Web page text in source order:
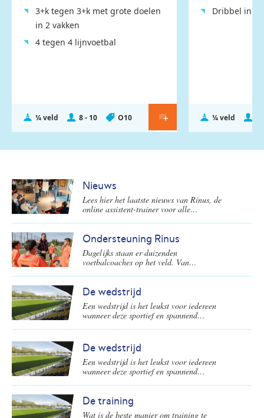
3+k tegen 3+k met grote doelen
in 2 vakken
4 tegen 4 lijnvoetbal
¼ veld 8 - 10 O10
Dribbel in
¼ veld
Nieuws
Lees hier het laatste nieuws van Rinus, de
online assistent-trainer voor alle
Ondersteuning Rinus
Dagelijks staan er duizenden
voetbalcoaches op het veld. Van
amateurvelden mogelijk en staan aan de
basis van de ontwikkeling van nieuwe
voetbalsterren. De KNVB biedt speciaal
voor deze voetbalcoaches een online
platform: Rinus.
De wedstrijd
Een wedstrijd is het leukst voor iedereen
wanneer deze sportief en spannend
kunnen. En natuurlijk ook wat ze weer
hebben geleerd in de training(en). Op welke
wijze kun je dit als voetbalcoach het beste
begeleiden voor, tijdens en na de
De wedstrijd
Een wedstrijd is het leukst voor iedereen
wanneer deze sportief en spannend
kunnen. En natuurlijk ook wat ze weer
hebben geleerd in de training(en). Op welke
De training
Wat is de beste manier om training te